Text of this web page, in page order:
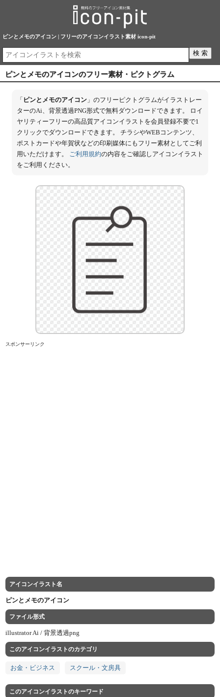
ピンとメモのアイコン | フリーのアイコンイラスト素材 icon-pit
ピンとメモのアイコンのフリー素材・ピクトグラム
「 ピンとメモのアイコン」のフリーピクトグラムがイラストレー
ターのAi、背景透過PNG形式で無料ダウンロードできます。 ロイ
ヤリティーフリーの高品質アイコンイラストを会員登録不要で1
クリックでダウンロードできます。 チラシやWEBコンテンツ、
ポストカードや年賀状などの印刷媒体にもフリー素材としてご利
用いただけます。 ご利用規約の内容をご確認しアイコンイラスト
をご利用ください。
スポンサーリンク
アイコンイラスト名
ピンとメモのアイコン
ファイル形式
illustrator Ai /背景透過png
このアイコンイラストのカテゴリ
お金・ビジネス スクール・文房具
このアイコンイラストのキーワード